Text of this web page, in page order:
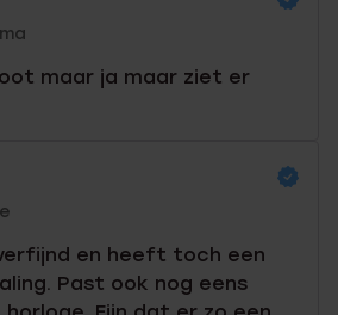
maar ja maar ziet er
en heeft toch een
Past ook nog eens